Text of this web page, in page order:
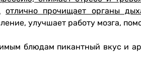
отлично прочищает органы
улучшает работу мозга,
блюдам пикантный вкус и